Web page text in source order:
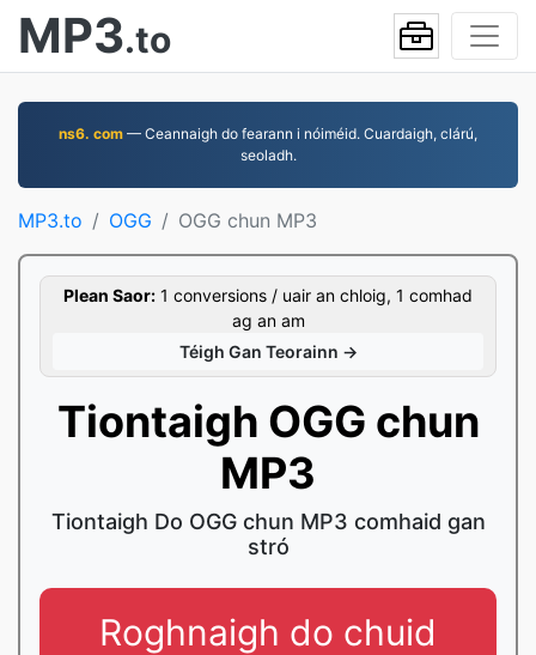
MP3.to
ns6. com — Ceannaigh do fearann i nóiméid. Cuardaigh, clárú,
seoladh.
MP3.to OGG OGG chun MP3
Plean Saor: 1 conversions / uair an chloig, 1 comhad
ag an am
Téigh Gan Teorainn →
Tiontaigh OGG chun
MP3
Tiontaigh Do OGG chun MP3 comhaid gan
stró
Roghnaigh do chuid